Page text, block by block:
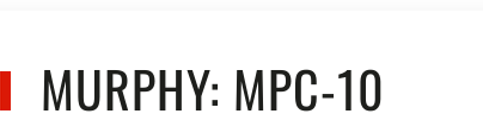
MURPHY: MPC-10